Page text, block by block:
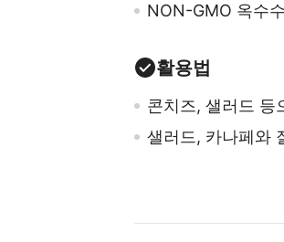
NON-GMO 옥수
활용법
콘치즈, 샐러드 등
샐러드, 카나페와